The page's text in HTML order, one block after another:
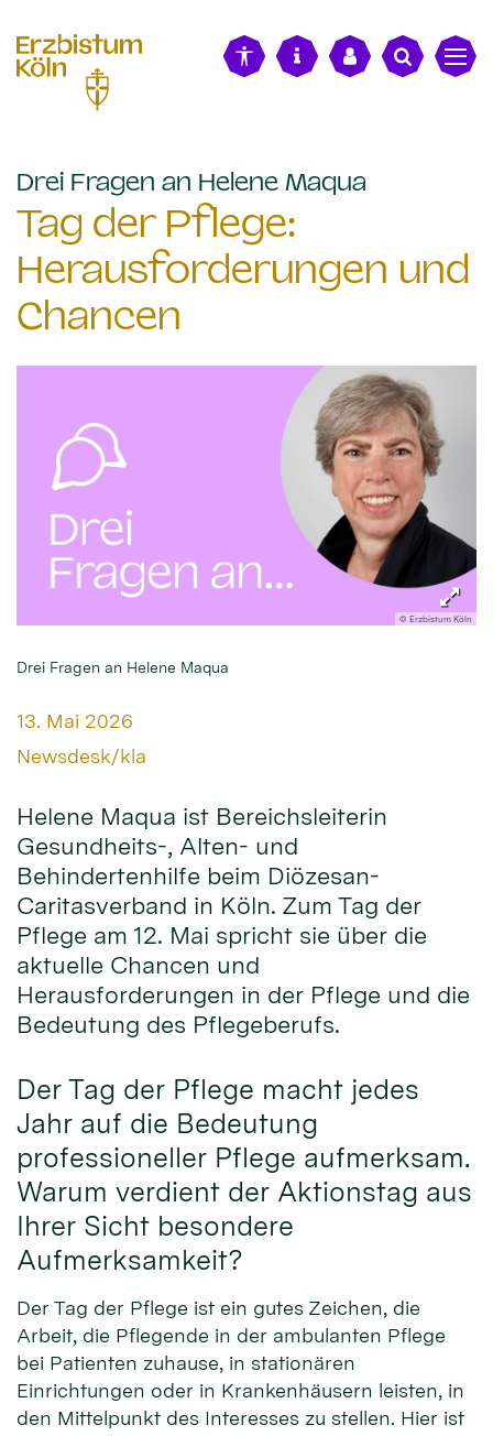
Drei Fragen an Helene Maqua
Tag der Pflege:
Herausforderungen und
Chancen
© Erzbistum Köln
Drei Fragen an Helene Maqua
Datum:
13. Mai 2026
Von:
Newsdesk/kla
Helene Maqua ist Bereichsleiterin
Gesundheits-, Alten- und
Behindertenhilfe beim Diözesan-
Caritasverband in Köln. Zum Tag der
Pflege am 12. Mai spricht sie über die
aktuelle Chancen und
Herausforderungen in der Pflege und die
Bedeutung des Pflegeberufs.
Der Tag der Pflege macht jedes
Jahr auf die Bedeutung
professioneller Pflege aufmerksam.
Warum verdient der Aktionstag aus
Ihrer Sicht besondere
Aufmerksamkeit?
Der Tag der Pflege ist ein gutes Zeichen, die
Arbeit, die Pflegende in der ambulanten Pflege
bei Patienten zuhause, in stationären
Einrichtungen oder in Krankenhäusern leisten, in
den Mittelpunkt des Interesses zu stellen. Hier ist